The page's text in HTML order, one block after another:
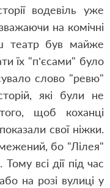
водевіль уже
на комічні
театр був майже
їх "п’єсами" було
слово "ревю"
які були не
щоб коханці
свої ніжки.
бо "Лілея"
всі дії під час
на розі вулиці у